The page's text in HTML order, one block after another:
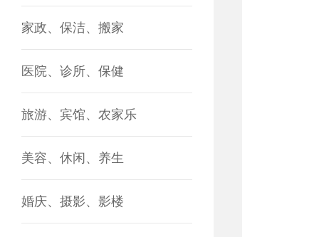
家政、保洁、搬家
医院、诊所、保健
旅游、宾馆、农家乐
美容、休闲、养生
婚庆、摄影、影楼